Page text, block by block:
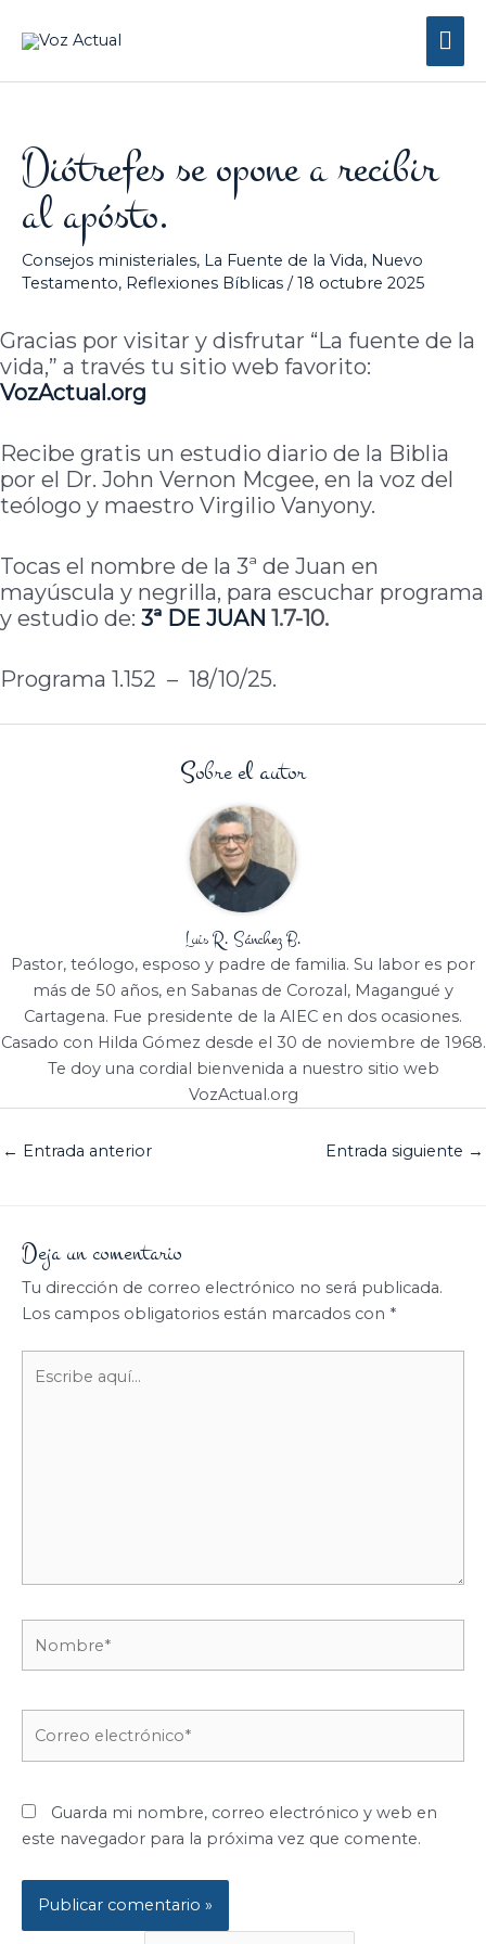
Diótrefes se opone a recibir
al apósto.
Consejos ministeriales, La Fuente de la Vida, Nuevo
Testamento, Reflexiones Bíblicas / 18 octubre 2025
Gracias por visitar y disfrutar “La fuente de la
vida,” a través tu sitio web favorito:
VozActual.org
Recibe gratis un estudio diario de la Biblia
por el Dr. John Vernon Mcgee, en la voz del
teólogo y maestro Virgilio Vanyony.
Tocas el nombre de la 3ª de Juan en
mayúscula y negrilla, para escuchar programa
y estudio de: 3ª DE JUAN 1.7-10.
Programa 1.152 – 18/10/25.
Sobre el autor
Luis R. Sánchez B.
Pastor, teólogo, esposo y padre de familia. Su labor es por
más de 50 años, en Sabanas de Corozal, Magangué y
Cartagena. Fue presidente de la AIEC en dos ocasiones.
Casado con Hilda Gómez desde el 30 de noviembre de 1968.
Te doy una cordial bienvenida a nuestro sitio web
VozActual.org
← Entrada anterior Entrada siguiente →
Deja un comentario
Tu dirección de correo electrónico no será publicada.
Los campos obligatorios están marcados con *
aquí...
electrónico*
Guarda mi nombre, correo electrónico y web en
este navegador para la próxima vez que comente.